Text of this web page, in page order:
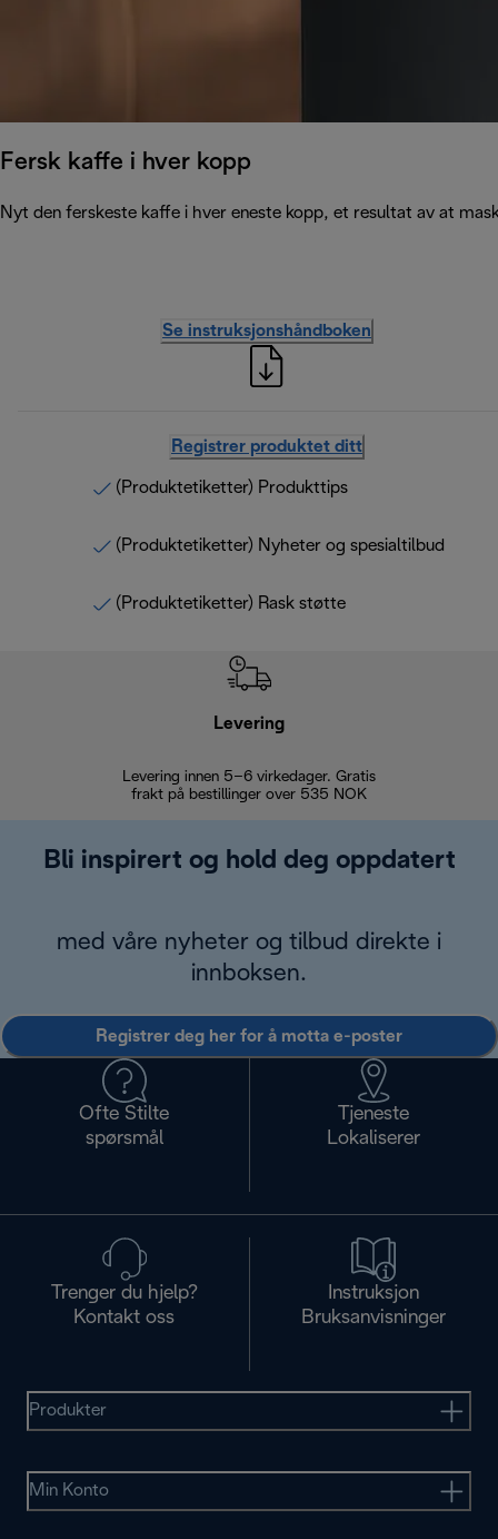
Fersk kaffe i hver kopp
Nyt den ferskeste kaffe i hver eneste kopp, et resultat av at
Se instruksjonshåndboken
Registrer produktet ditt
(Produktetiketter) Produkttips
(Produktetiketter) Nyheter og spesialtilbud
(Produktetiketter) Rask støtte
Levering
Levering innen 5–6 virkedager. Gratis
frakt på bestillinger over 535 NOK
Bli inspirert og hold deg oppdatert
med våre nyheter og tilbud direkte i
innboksen.
Registrer deg her for å motta e-poster
Ofte Stilte
spørsmål
Tjeneste
Lokaliserer
Trenger du hjelp?
Kontakt oss
Instruksjon
Bruksanvisninger
Produkter
Min Konto